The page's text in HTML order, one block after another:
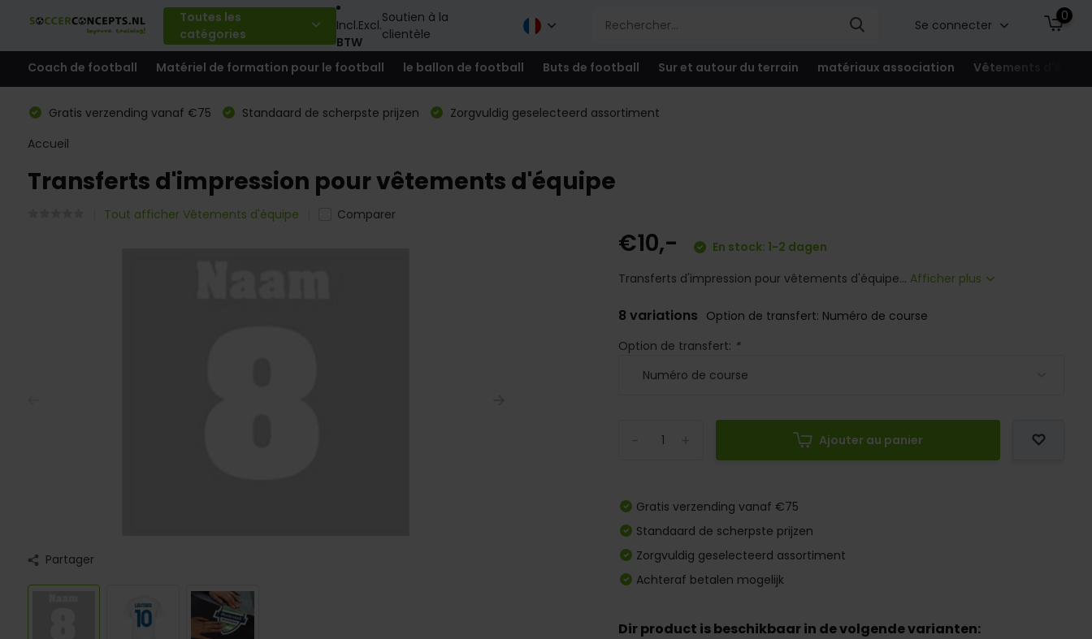
Toutes les
catégories
Incl.Excl.
BTW
Soutien à la
clientèle
Se connecter
0
Coach de football Matériel de formation pour le football le ballon de football Buts de football Sur et autour du terrain matériaux association Vêtements
Gratis verzending vanaf €75 Standaard de scherpste prijzen
Zorgvuldig geselecteerd assortiment
Accueil
Transferts d'impression pour vêtements d'équipe
Tout afficher Vêtements d'équipe Comparer
Partager
€10,-
En stock: 1-2 dagen
Transferts d'impression pour vêtements d'équipe... Afficher plus
8 variations Option de transfert: Numéro de course
Option de transfert: *
Ajouter au panier
Gratis verzending vanaf €75
Standaard de scherpste prijzen
Zorgvuldig geselecteerd assortiment
Achteraf betalen mogelijk
Dir product is beschikbaar in de volgende varianten: